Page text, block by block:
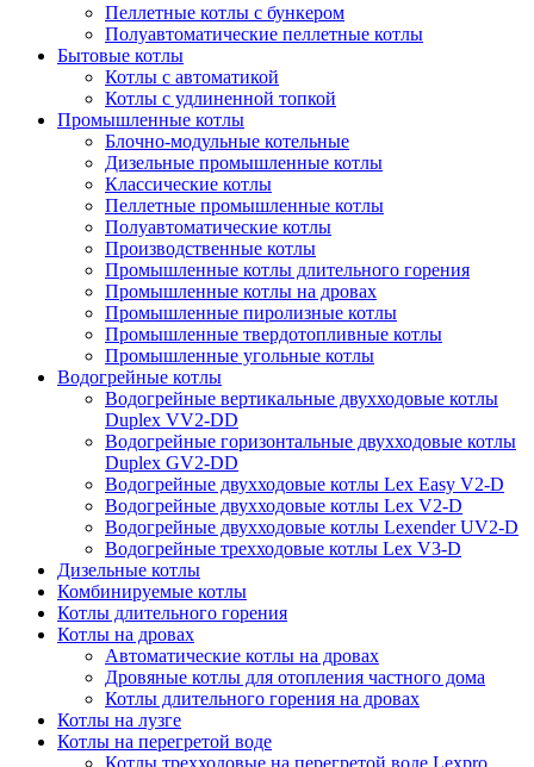
Пеллетные котлы с бункером
Полуавтоматические пеллетные котлы
Бытовые котлы
Котлы с автоматикой
Котлы с удлиненной топкой
Промышленные котлы
Блочно-модульные котельные
Дизельные промышленные котлы
Классические котлы
Пеллетные промышленные котлы
Полуавтоматические котлы
Производственные котлы
Промышленные котлы длительного горения
Промышленные котлы на дровах
Промышленные пиролизные котлы
Промышленные твердотопливные котлы
Промышленные угольные котлы
Водогрейные котлы
Водогрейные вертикальные двухходовые котлы
Duplex VV2-DD
Водогрейные горизонтальные двухходовые котлы
Duplex GV2-DD
Водогрейные двухходовые котлы Lex Easy V2-D
Водогрейные двухходовые котлы Lex V2-D
Водогрейные двухходовые котлы Lexender UV2-D
Водогрейные трехходовые котлы Lex V3-D
Дизельные котлы
Комбинируемые котлы
Котлы длительного горения
Котлы на дровах
Автоматические котлы на дровах
Дровяные котлы для отопления частного дома
Котлы длительного горения на дровах
Котлы на лузге
Котлы на перегретой воде
Котлы трехходовые на перегретой воде Lexpro